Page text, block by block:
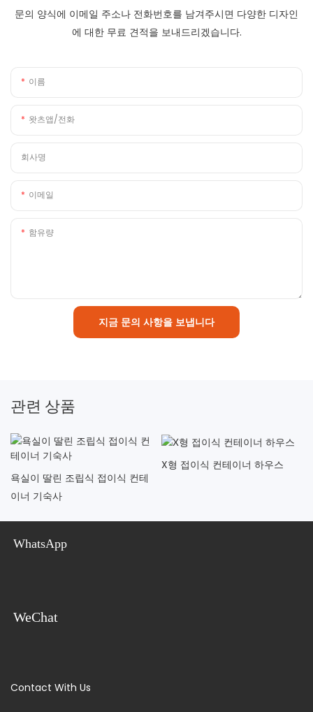
문의 양식에 이메일 주소나 전화번호를 남겨주시면 다양한 디자인
에 대한 무료 견적을 보내드리겠습니다.
이름
왓츠앱/전화
회사명
이메일
함유량
지금 문의 사항을 보냅니다
관련 상품
욕실이 딸린 조립식 접이식 컨테
이너 기숙사
X형 접이식 컨테이너 하우스
WhatsApp
WeChat
Contact With Us